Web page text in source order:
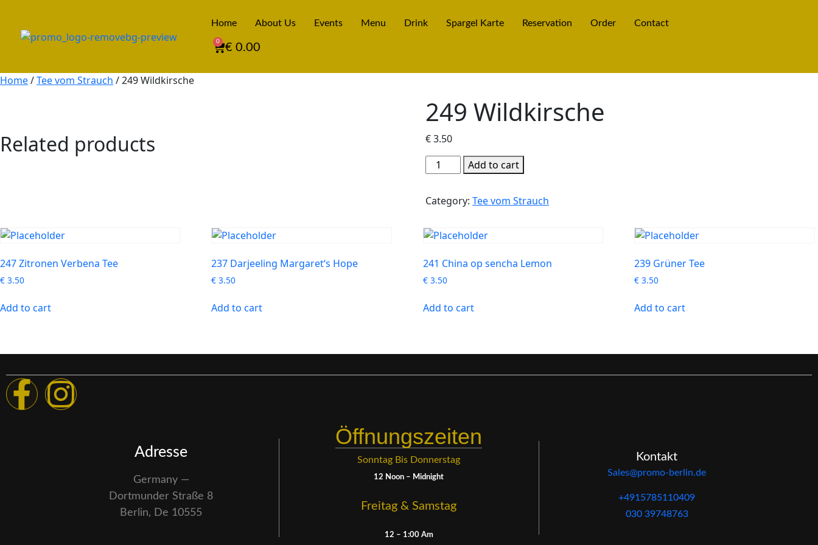
Home About Us Events Menu Drink Spargel Karte Reservation Order Contact
€ 0.00
0
Home/Tee vom Strauch / 249 Wildkirsche
249 Wildkirsche
€3.50
Add to cart
Category: Tee vom Strauch
Related products
247 Zitronen Verbena Tee
€ 3.50
Add to cart
237 Darjeeling Margaret‘s Hope
€ 3.50
Add to cart
241 China op sencha Lemon
€3.50
Add to cart
239 Grüner Tee
€ 3.50
Add to cart
Adresse
Germany —
Dortmunder Straße 8
Berlin, De 10555
Öffnungszeiten
Sonntag Bis Donnerstag
12 Noon – Midnight
Freitag & Samstag
12 – 1:00 Am
Kontakt
Sales@promo-berlin.de
+4915785110409
030 39748763